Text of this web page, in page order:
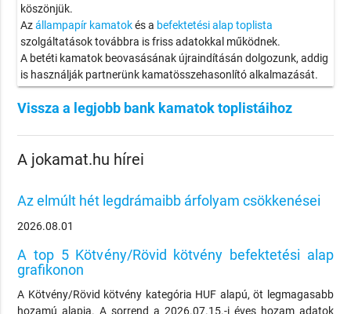
köszönjük.
Azállampapír kamatokés a befektetési alap toplista
szolgáltatások továbbra is friss adatokkal működnek.
A betéti kamatok beovasásának újraindításán dolgozunk, addig
is használják partnerünk kamatösszehasonlító alkalmazását.
Vissza a legjobb bank kamatok toplistáihoz
A jokamat.hu hírei
Az elmúlt hét legdrámaibb árfolyam csökkenései
2026.08.01
A top 5 Kötvény/Rövid kötvény befektetési alap
grafikonon
A Kötvény/Rövid kötvény kategória HUF alapú, öt legmagasabb
hozamú alapja. A sorrend a 2026.07.15.-i éves hozam adatok